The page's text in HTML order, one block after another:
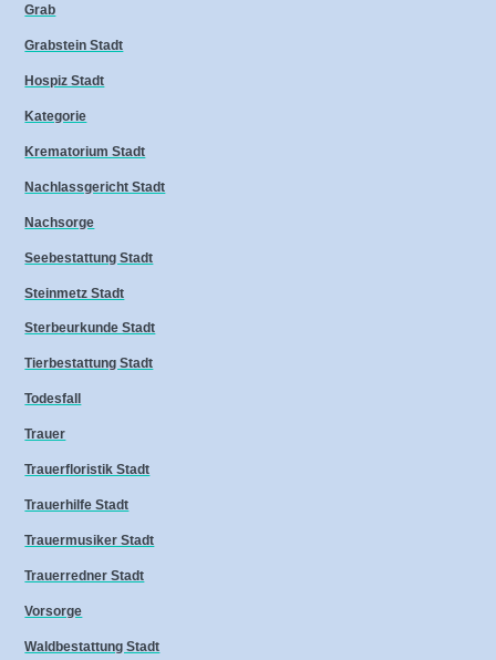
Grab
Grabstein Stadt
Hospiz Stadt
Kategorie
Krematorium Stadt
Nachlassgericht Stadt
Nachsorge
Seebestattung Stadt
Steinmetz Stadt
Sterbeurkunde Stadt
Tierbestattung Stadt
Todesfall
Trauer
Trauerfloristik Stadt
Trauerhilfe Stadt
Trauermusiker Stadt
Trauerredner Stadt
Vorsorge
Waldbestattung Stadt